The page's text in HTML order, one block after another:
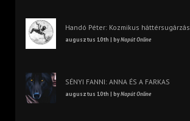
Handó Péter: Kozmikus háttérsugárzás
augusztus 10th | byNapút Online
SÉNYI FANNI: ANNA ÉS A FARKAS
augusztus 10th | byNapút Online